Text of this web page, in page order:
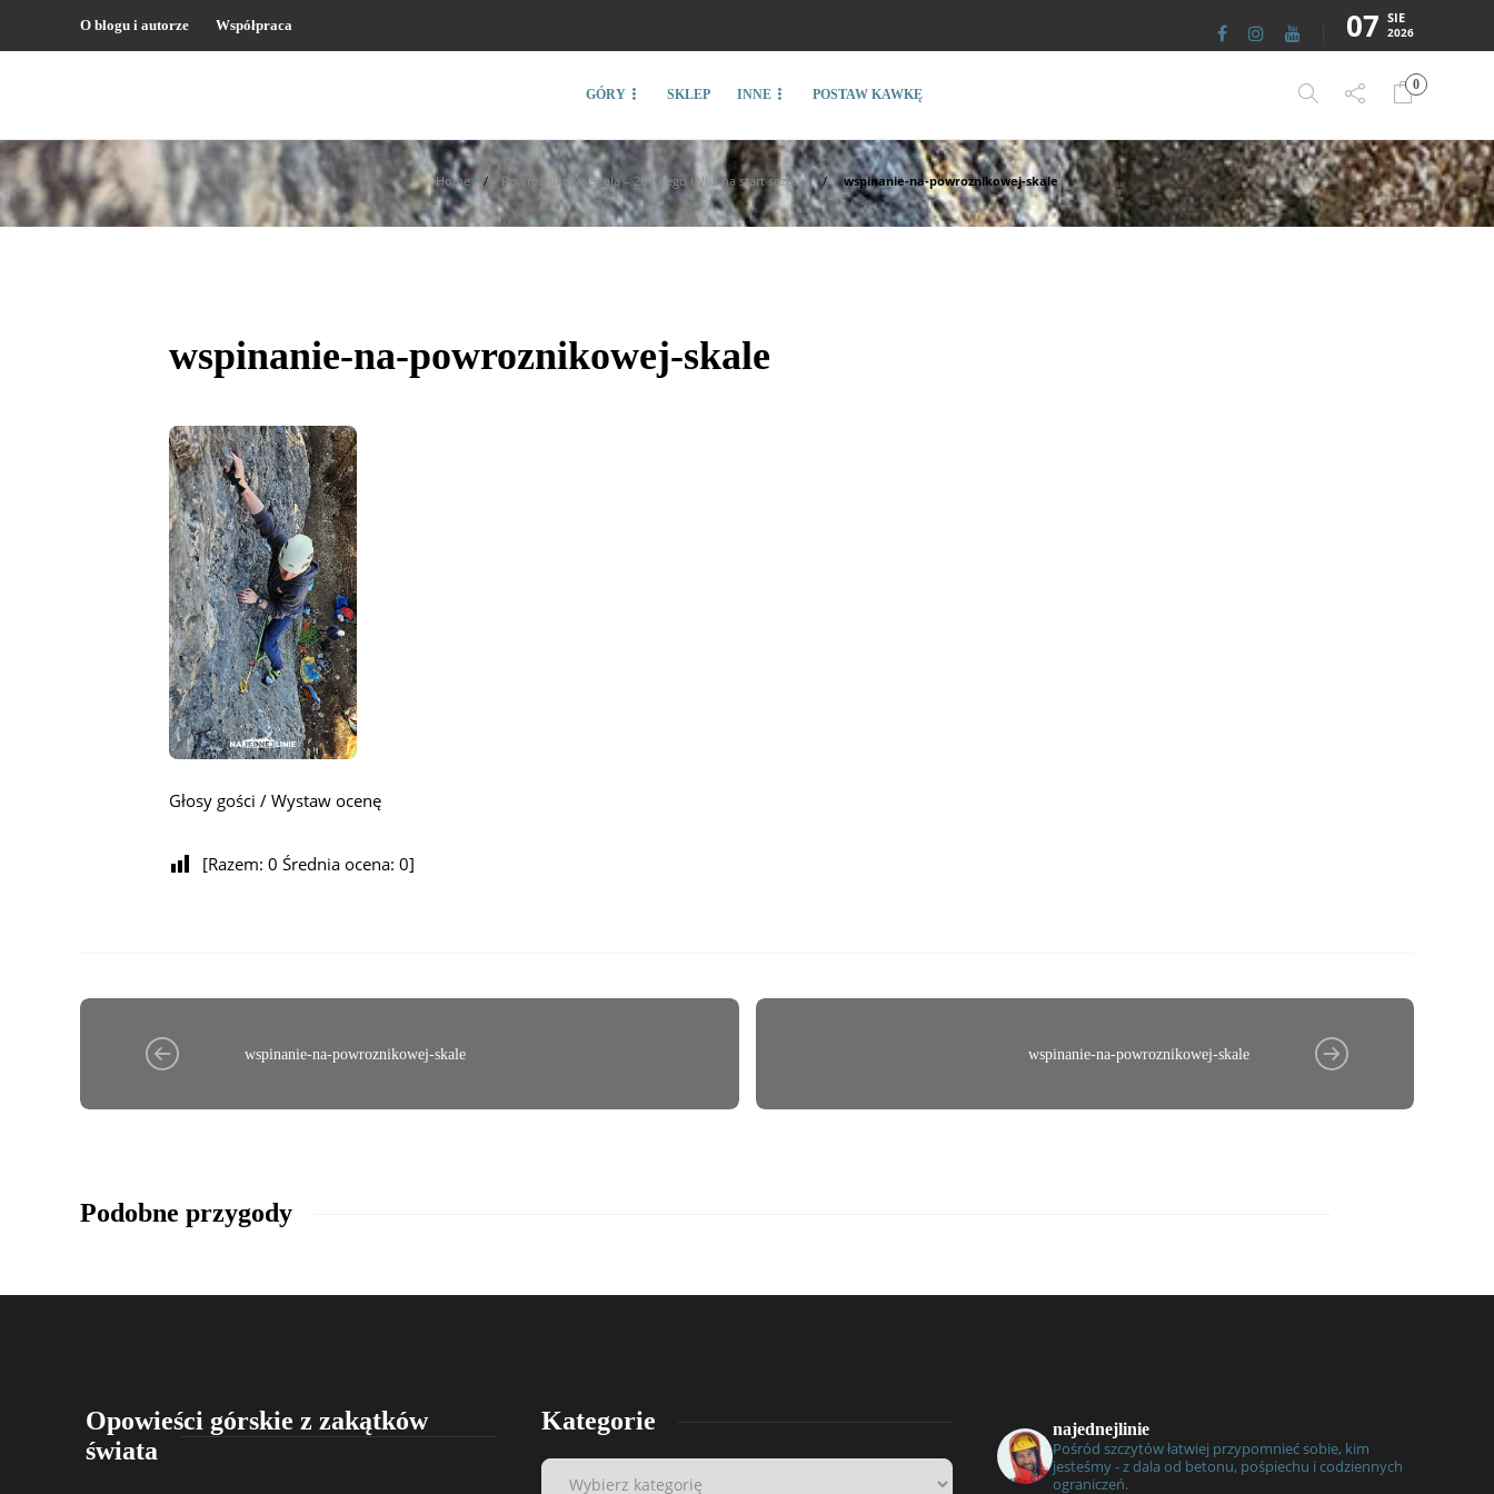
O blogu i autorze Współpraca 07 SIE
2026
GÓRY SKLEP INNE POSTAW KAWKĘ
0
Home Powroźnikowa Skała – 28 lutego i VI.2 na start sezonu wspinanie-na-powroznikowej-skale
wspinanie-na-powroznikowej-skale
Głosy gości / Wystaw ocenę
[Razem: 0 Średnia ocena: 0]
wspinanie-na-powroznikowej-skale wspinanie-na-powroznikowej-skale
Podobne przygody
Opowieści górskie z zakątków
świata
Kategorie najednejlinie
Pośród szczytów łatwiej przypomnieć sobie, kim
jesteśmy - z dala od betonu, pośpiechu i codziennych
ograniczeń.